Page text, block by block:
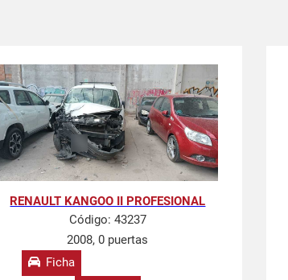
RENAULT KANGOO II PROFESIONAL
Código: 43237
2008, 0 puertas
Ficha